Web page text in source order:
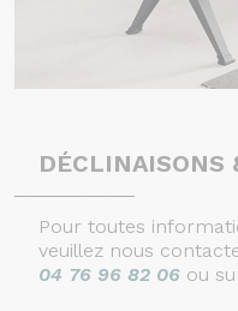
DÉCLINAISONS
Pour toutes
veuillez nous
04 76 96 82 06 ou